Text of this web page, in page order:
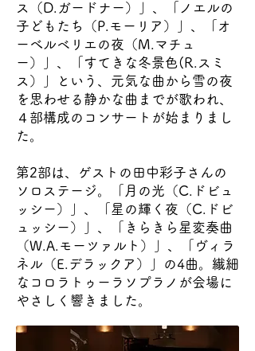
ス（D.ガードナー）」、「ノエルの
子どもたち（P.モーリア）」、「オ
ーべルベリエの夜（M.マチュ
ー）」、「すてきな冬景色(R.スミ
ス）」という、元気な曲から雪の夜
を思わせる静かな曲までが歌われ、
４部構成のコンサートが始まりまし
た。
第2部は、ゲストの田中彩子さんの
ソロステージ。「月の光（C.ドビュ
ッシー）」、「星の輝く夜（C.ドビ
ュッシー）」、「きらきら星変奏曲
（W.A.モーツァルト）」、「ヴィラ
ネル（E.デラックア）」の4曲。繊細
なコロラトゥーラソプラノが会場に
やさしく響きました。